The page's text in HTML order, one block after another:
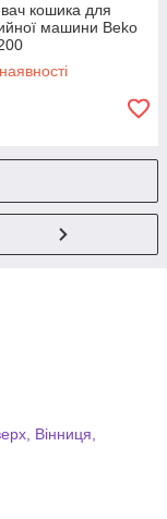
кошика для
машини Beko
Вінниця,